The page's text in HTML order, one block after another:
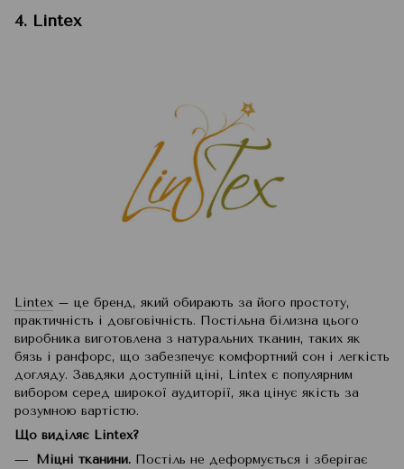
4. Lintex
Lintex – це бренд, який обирають за його простоту,
практичність і довговічність. Постільна білизна цього
виробника виготовлена з натуральних тканин, таких як
бязь і ранфорс, що забезпечує комфортний сон і легкість
догляду. Завдяки доступній ціні, Lintex є популярним
вибором серед широкої аудиторії, яка цінує якість за
розумною вартістю.
Що виділяє Lintex?
Міцні тканини. Постіль не деформується і зберігає